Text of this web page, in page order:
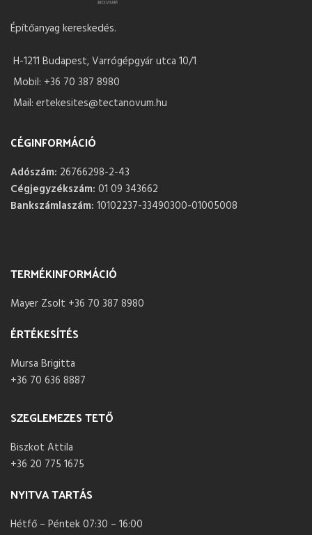
Építőanyag kereskedés.
H-1211 Budapest, Varrógépgyár utca 10/1
Mobil: +36 70 387 8980
Mail: ertekesites@tectanovum.hu
CÉGINFORMÁCIÓ
Adószám: 26766298-2-43
Cégjegyzékszám: 01 09 343662
Bankszámlaszám: 10102237-33490300-01005008
TERMÉKINFORMÁCIÓ
Mayer Zsolt +36 70 387 8980
ÉRTÉKESÍTÉS
Mursa Brigitta
+36 70 636 8887
SZEGLEMEZES TETŐ
Biszkot Attila
+36 20 775 1675
NYITVA TARTÁS
Hétfő – Péntek 07:30 – 16:00